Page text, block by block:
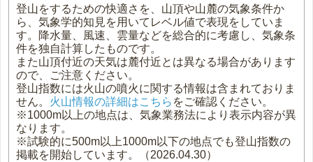
登山をするための快適さを、山頂や山麓の気象条件か
ら、気象学的知見を用いてレベル値で表現をしていま
す。降水量、風速、雲量などを総合的に考慮し、気象条
件を独自計算したものです。
また山頂付近の天気は麓付近とは異なる場合があります
ので、ご注意ください。
登山指数には火山の噴火に関する情報は含まれておりま
せん。 火山情報の詳細はこちら をご確認ください。
※1000m以上の地点は、気象業務法により表示内容が異
なります。
※試験的に500m以上1000m以下の地点でも登山指数の
掲載を開始しています。（2026.04.30）